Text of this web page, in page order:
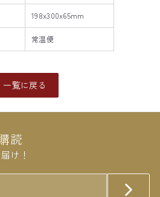
198x300x65mm
常温便
一覧に戻る
読
け！